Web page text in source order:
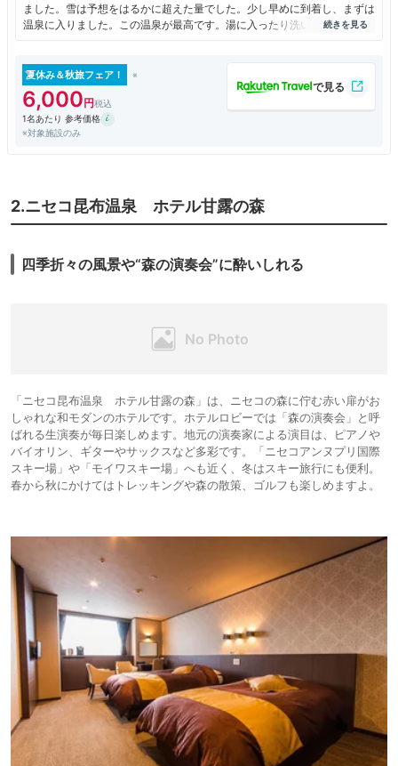
ました。雪は予想をはるかに超えた量でした。少し早めに到着し、まずは
温泉に入りました。この温泉が最高です。湯に入ったり洗い場でくつろい
でまた、湯に入るという湯治に来た感じで温泉を楽しみました。部屋は和
のは、また温泉に入るからです。これを３回繰り返し、いよいよ夕食で
す。夕食はニセコらしく山菜や野菜が中心です。煮魚もあり、素朴です
が、どれも味が良く酒もすすみました。この日は早く寝て早朝から温泉と
読書でした。結局、温泉には９回入り、酒は一升、本３冊を読み充実した
１日を過ごせました。また、行きたい温泉です。
夏休み＆秋旅フェア！
6,000
1名あたり 参考価格
※対象施設のみ
2.ニセコ昆布温泉 ホテル甘露の森
四季折々の風景や“森の演奏会”に酔いしれる
「ニセコ昆布温泉 ホテル甘露の森」は、ニセコの森に佇む赤い扉がお
しゃれな和モダンのホテルです。ホテルロビーでは「森の演奏会」と呼
ばれる生演奏が毎日楽しめます。地元の演奏家による演目は、ピアノや
バイオリン、ギターやサックスなど多彩です。「ニセコアンヌプリ国際
スキー場」や「モイワスキー場」へも近く、冬はスキー旅行にも便利。
春から秋にかけてはトレッキングや森の散策、ゴルフも楽しめますよ。